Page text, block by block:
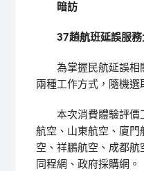
暗訪
37趟航班延誤服務
為掌握民航延誤相關
兩種工作方式，隨機選
本次消費體驗評價工
航空、山東航空、廈
空、祥鵬航空、成都
同程網、政府採購網。